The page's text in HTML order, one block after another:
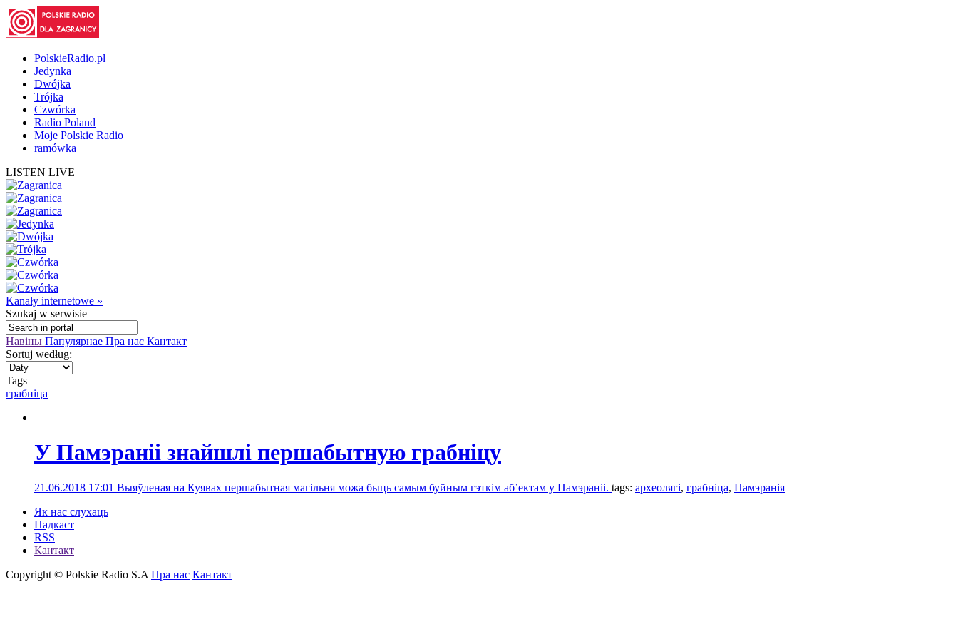
PolskieRadio.pl
Jedynka
Dwójka
Trójka
Czwórka
Radio Poland
Moje Polskie Radio
ramówka
LISTEN LIVE
Kanały internetowe »
Szukaj w serwisie
Навіны Папулярнае Пра нас Кантакт
Sortuj według:
Tags
грабніца
У Памэраніі знайшлі першабытную грабніцу
21.06.2018 17:01 Выяўленая на Куявах першабытная магільня можа быць самым буйным гэткім аб’ектам у Памэраніі. tags: археолягi, грабніца, Памэранія
Як нас слухаць
Падкаст
RSS
Кантакт
Copyright © Polskie Radio S.A Пра нас Кантакт